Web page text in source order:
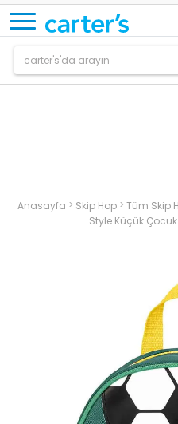
Anasayfa > Skip Hop > Tüm Skip
Style Küçük
Ürün